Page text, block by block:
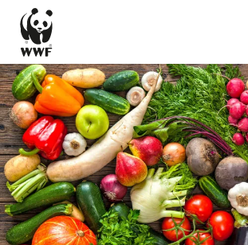
Direkt
zum
Inhalt